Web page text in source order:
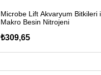
Microbe Lift Akvaryum Bitkileri
Makro Besin Nitrojeni
₺309,65